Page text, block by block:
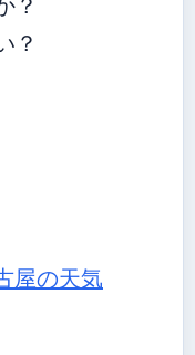
？
屋の天気